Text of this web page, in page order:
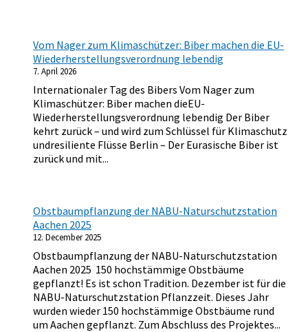
Vom Nager zum Klimaschützer: Biber machen die EU-
Wiederherstellungsverordnung lebendig
7. April 2026
Internationaler Tag des Bibers Vom Nager zum
Klimaschützer: Biber machen dieEU-
Wiederherstellungsverordnung lebendig Der Biber
kehrt zurück – und wird zum Schlüssel für Klimaschutz
undresiliente Flüsse Berlin – Der Eurasische Biber ist
zurück und mit...
Obstbaumpflanzung der NABU-Naturschutzstation
Aachen 2025
12. December 2025
Obstbaumpflanzung der NABU-Naturschutzstation
Aachen 2025 150 hochstämmige Obstbäume
gepflanzt! Es ist schon Tradition. Dezember ist für die
NABU-Naturschutzstation Pflanzzeit. Dieses Jahr
wurden wieder 150 hochstämmige Obstbäume rund
um Aachen gepflanzt. Zum Abschluss des Projektes...